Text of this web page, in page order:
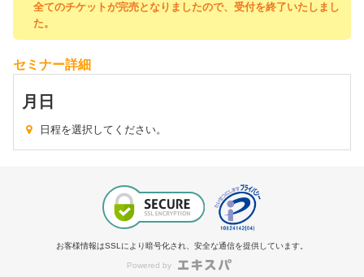
全てのチケットが完売となりましたので、受付を終了いたしまし
た。
セミナー詳細
月 日
日程を選択してください。
お客様情報はSSLにより暗号化され、安全な通信を提供しています。
Powered by